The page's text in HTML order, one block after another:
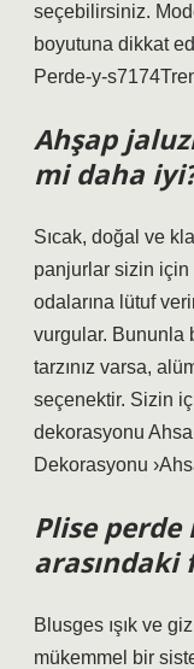
seçebilirsiniz.
boyutuna dikkat
Perde-y-
Ahşap
mi daha
Sıcak, doğal ve
panjurlar sizin
odalarına lütuf
vurgular. Bununla
tarzınız varsa,
seçenektir. Sizin
dekorasyonu
Dekorasyonu
Plise
arasındaki
Blusges ışık ve
mükemmel bir